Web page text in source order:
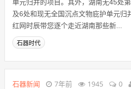
单元归并的项目。其外，湖南无45处
及6处和现无全国沉点文物庇护单元归
红网时辰带您逐个走近湖南那些新...
石器时代
石器新闻 7年前 1945 0